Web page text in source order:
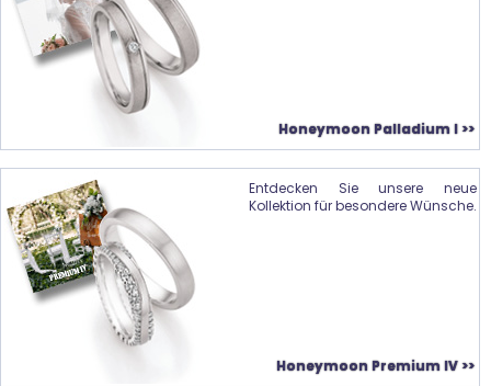
Honeymoon Palladium I >>
Entdecken Sie unsere neue
Kollektion für besondere Wünsche.
Honeymoon Premium IV >>